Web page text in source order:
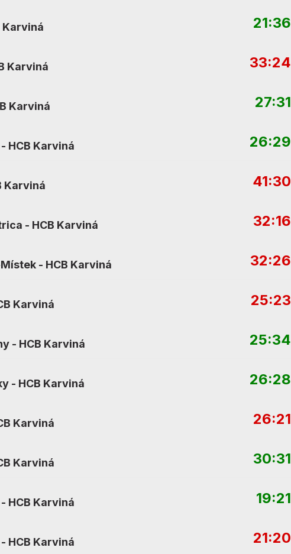
Karviná 21:36
Karviná 33:24
Karviná 27:31
- HCB Karviná 26:29
Karviná 41:30
- HCB Karviná 32:16
Místek - HCB Karviná 32:26
Karviná 25:23
- HCB Karviná 25:34
- HCB Karviná 26:28
Karviná 26:21
Karviná 30:31
- HCB Karviná 19:21
- HCB Karviná 21:20